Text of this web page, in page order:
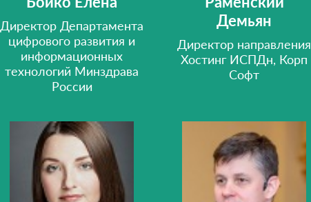
Директор Департамента
цифрового развития и
информационных
технологий Минздрава
России
Демьян
Директор направления
Хостинг ИСПДн, Корп
Софт